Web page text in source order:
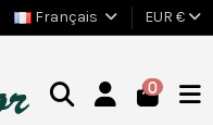
Français EUR €
0